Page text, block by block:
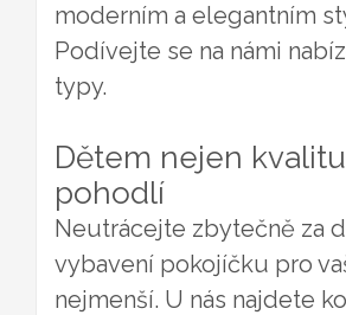
moderním a elegantním
Podívejte se na námi
typy.
Dětem nejen
pohodlí
Neutrácejte zbytečně za
vybavení pokojíčku pro
nejmenší. U nás najdete